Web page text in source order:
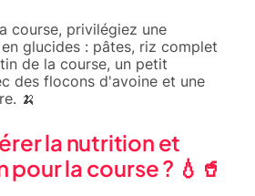
course, privilégiez une
glucides : pâtes, riz complet
de la course, un petit
des flocons d'avoine et une
🍌
la nutrition et
la course ? 💧🥤